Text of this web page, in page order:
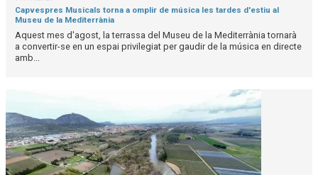
Capvespres Musicals torna a omplir de música les tardes d'estiu al
Museu de la Mediterrània
Aquest mes d'agost, la terrassa del Museu de la Mediterrània tornarà
a convertir-se en un espai privilegiat per gaudir de la música en directe
amb...